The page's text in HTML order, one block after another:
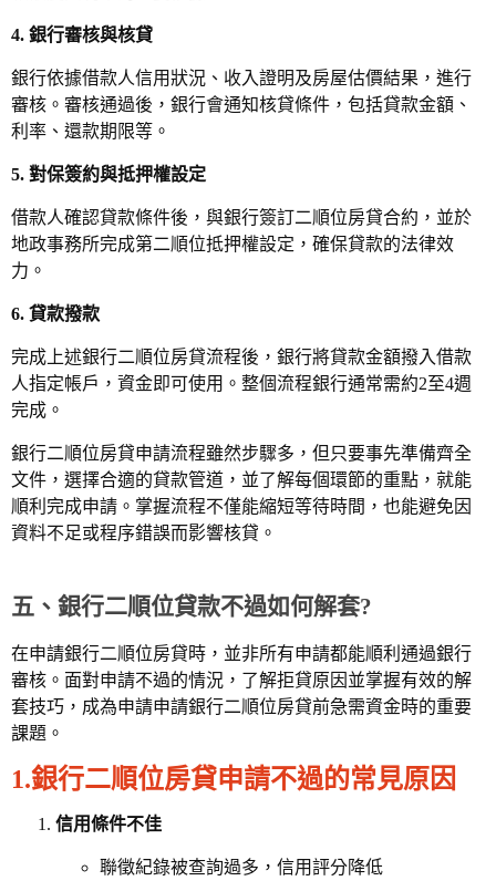
4. 銀行審核與核貸
銀行依據借款人信用狀況、收入證明及房屋估價結果，進行
審核。審核通過後，銀行會通知核貸條件，包括貸款金額、
利率、還款期限等。
5. 對保簽約與抵押權設定
借款人確認貸款條件後，與銀行簽訂二順位房貸合約，並於
地政事務所完成第二順位抵押權設定，確保貸款的法律效
力。
6. 貸款撥款
完成上述銀行二順位房貸流程後，銀行將貸款金額撥入借款
人指定帳戶，資金即可使用。整個流程銀行通常需約2至4週
完成。
銀行二順位房貸申請流程雖然步驟多，但只要事先準備齊全
文件，選擇合適的貸款管道，並了解每個環節的重點，就能
順利完成申請。掌握流程不僅能縮短等待時間，也能避免因
資料不足或程序錯誤而影響核貸。
五、銀行二順位貸款不過如何解套?
在申請銀行二順位房貸時，並非所有申請都能順利通過銀行
審核。面對申請不過的情況，了解拒貸原因並掌握有效的解
套技巧，成為申請申請銀行二順位房貸前急需資金時的重要
課題。
1.銀行二順位房貸申請不過的常見原因
信用條件不佳
聯徵紀錄被查詢過多，信用評分降低